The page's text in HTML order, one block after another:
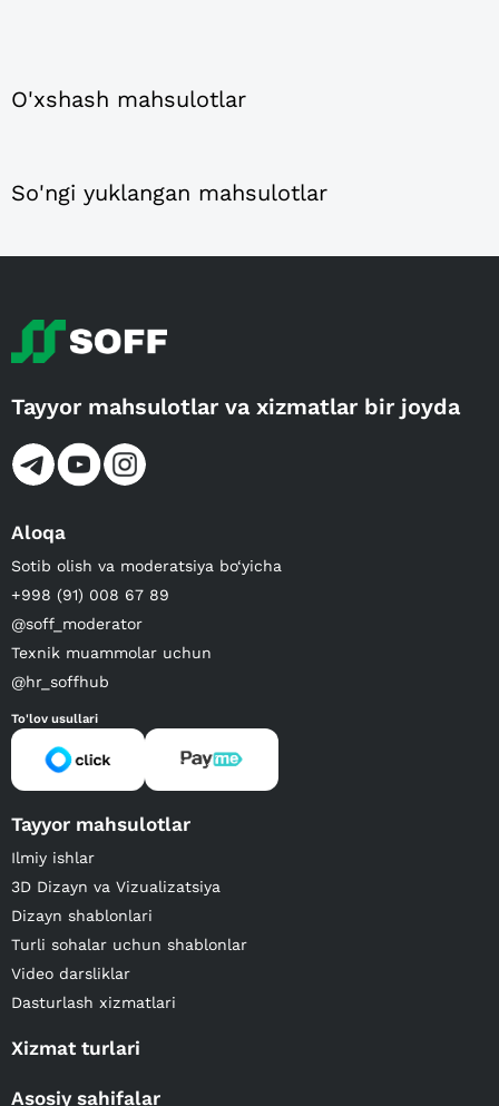
O'xshash mahsulotlar
So'ngi yuklangan mahsulotlar
Tayyor mahsulotlar va xizmatlar bir joyda
Aloqa
Sotib olish va moderatsiya bo‘yicha
+998 (91) 008 67 89
@soff_moderator
Texnik muammolar uchun
@hr_soffhub
To'lov usullari
Tayyor mahsulotlar
Ilmiy ishlar
3D Dizayn va Vizualizatsiya
Dizayn shablonlari
Turli sohalar uchun shablonlar
Video darsliklar
Dasturlash xizmatlari
Xizmat turlari
Asosiy sahifalar